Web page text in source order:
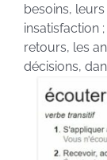
besoins,
insatisfaction
retours, les
décisions,